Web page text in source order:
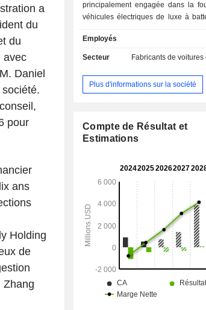
a
du
du
avec
Daniel
pour
ans
Holding
de
Zhang
principalement engagée dans la
véhicules électriques de luxe à
l'intelligence et d'autres
automobiles. La société conçoit,
sportives destinées à un usage
la marque britannique emblématique
Employés
Secteur Fabricants de voitures
Plus d'informations sur la société
Compte de Résultat et
Estimations